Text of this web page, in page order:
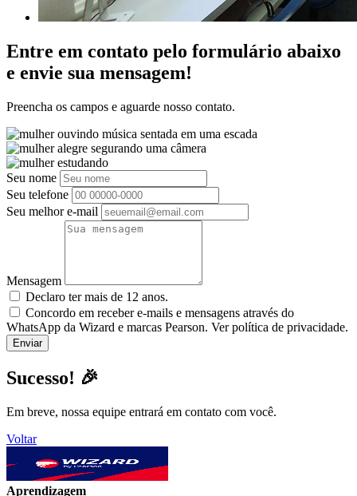
Entre em contato pelo formulário abaixo
e envie sua mensagem!
Preencha os campos e aguarde nosso contato.
Seu nome
Seu telefone
Seu melhor e-mail
Mensagem
Declaro ter mais de 12 anos.
Concordo em receber e-mails e mensagens através do
WhatsApp da Wizard e marcas Pearson. Ver política de privacidade.
Sucesso! 🎉
Em breve, nossa equipe entrará em contato com você.
Voltar
Aprendizagem